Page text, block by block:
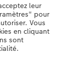
votre commande,
de 9h00 à 20h00
37• 7j/7 • de 9h à